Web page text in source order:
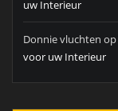
uw Interieur
Donnie vluchten op
voor uw Interieur